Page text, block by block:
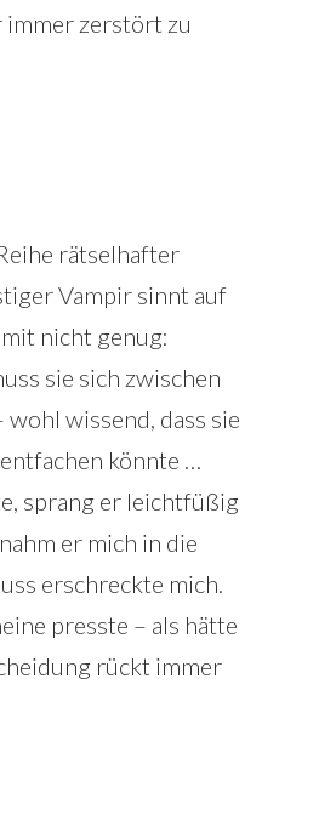
immer zerstört zu
rätselhafter
Vampir sinnt auf
nicht genug:
sie sich zwischen
wissend, dass sie
könnte …
sprang er leichtfüßig
er mich in die
erschreckte mich.
presste – als hätte
rückt immer